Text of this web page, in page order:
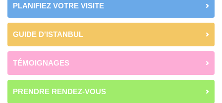
PLANIFIEZ VOTRE VISITE
GUIDE D'ISTANBUL
TÉMOIGNAGES
PRENDRE RENDEZ-VOUS